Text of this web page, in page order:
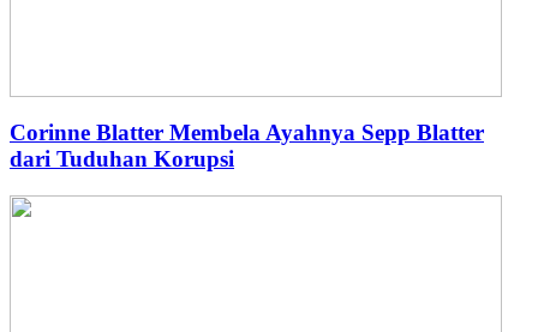
Corinne Blatter Membela Ayahnya Sepp Blatter
dari Tuduhan Korupsi